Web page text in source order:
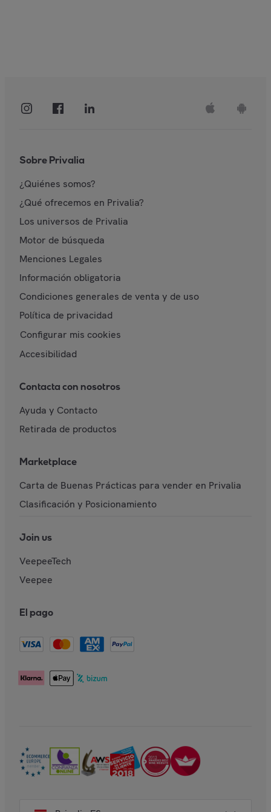
Sobre Privalia
¿Quiénes somos?
¿Qué ofrecemos en Privalia?
Los universos de Privalia
Motor de búsqueda
Menciones Legales
Información obligatoria
Condiciones generales de venta y de uso
Política de privacidad
Configurar mis cookies
Accesibilidad
Contacta con nosotros
Ayuda y Contacto
Retirada de productos
Marketplace
Carta de Buenas Prácticas para vender en Privalia
Clasificación y Posicionamiento
Join us
VeepeeTech
Veepee
El pago